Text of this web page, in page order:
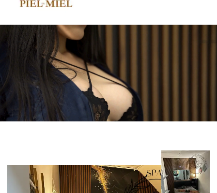
ESCAPA DEL ESTRES DIARIO
MASAJES EROTICOS
PIEL DE MIEL